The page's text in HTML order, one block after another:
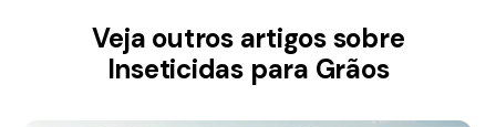
Veja outros artigos sobre
Inseticidas para Grãos